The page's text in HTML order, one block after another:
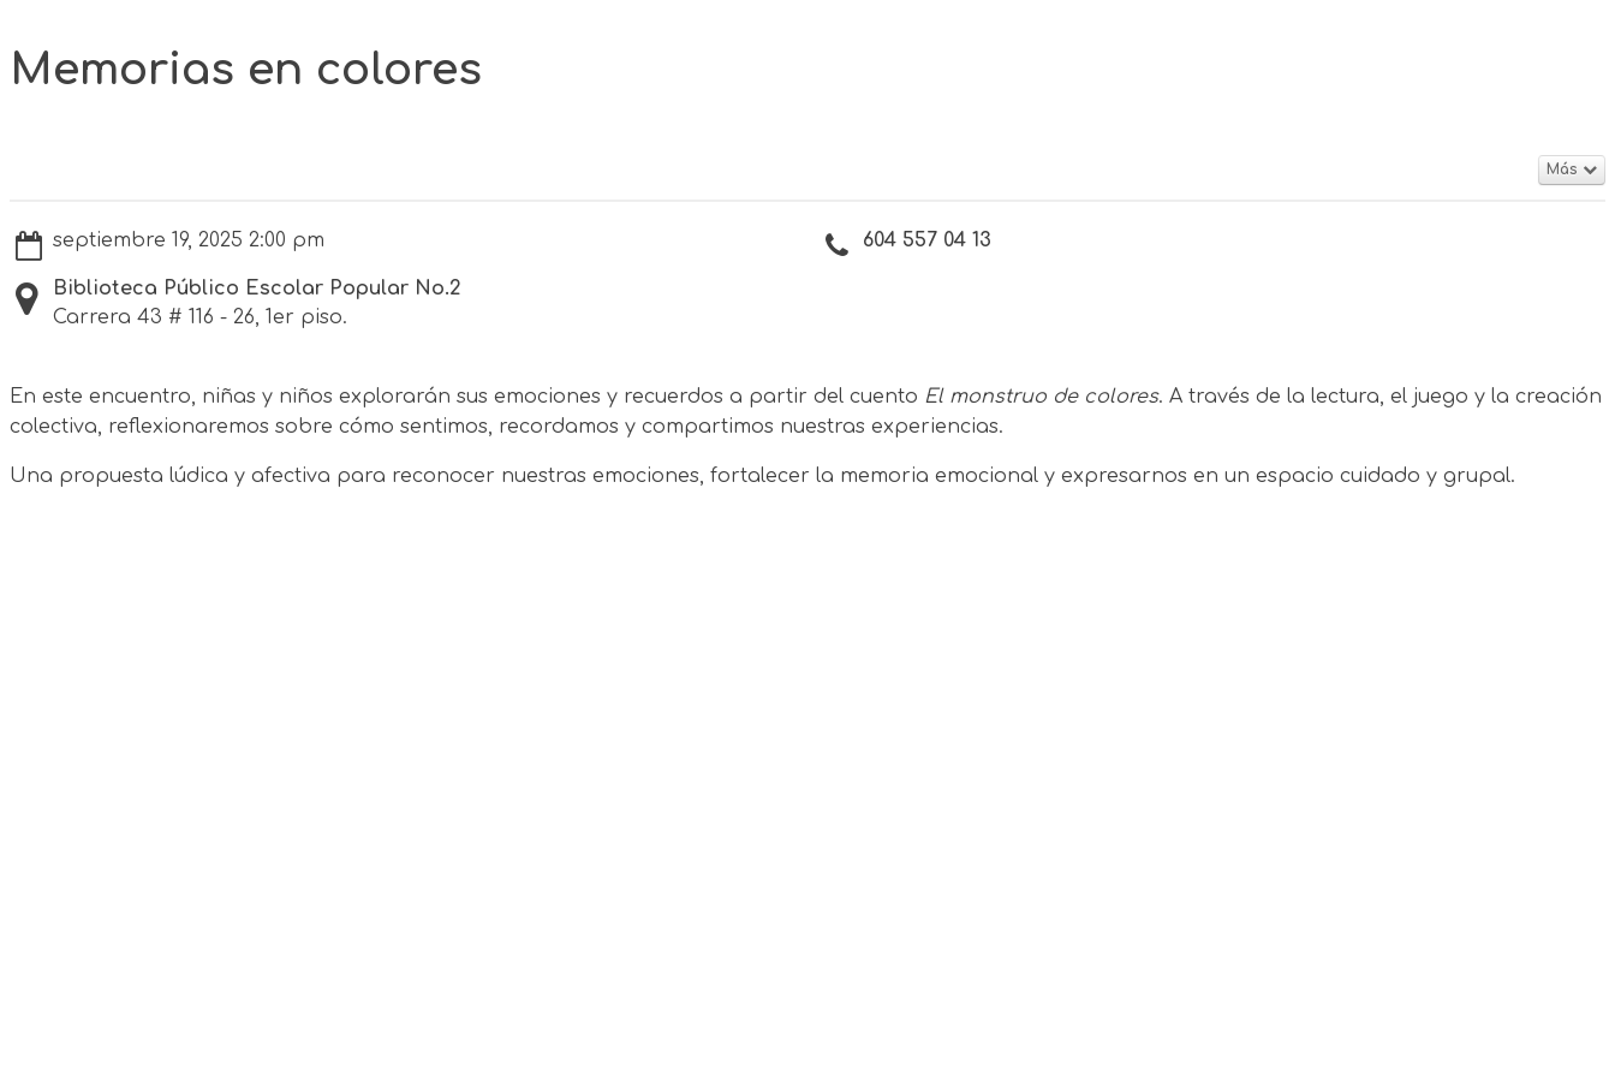
Memorias en colores
Más
septiembre 19, 2025 2:00 pm
Biblioteca Público Escolar Popular No.2
Carrera 43 # 116 - 26, 1er piso.
604 557 04 13
En este encuentro, niñas y niños explorarán sus emociones y recuerdos a partir del cuento El monstruo de colores. A través de la lectura, el juego y la creación
colectiva, reflexionaremos sobre cómo sentimos, recordamos y compartimos nuestras experiencias.
Una propuesta lúdica y afectiva para reconocer nuestras emociones, fortalecer la memoria emocional y expresarnos en un espacio cuidado y grupal.